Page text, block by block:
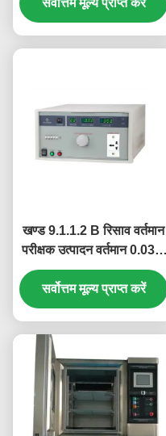
सर्वोत्तम मूल्य प्राप्त करें
खण्ड 9.1.1.2 B रिसाव वर्तमान
परीक्षक उत्पादन वर्तमान 0.03 ~
2mA / 20mA
सर्वोत्तम मूल्य प्राप्त करें